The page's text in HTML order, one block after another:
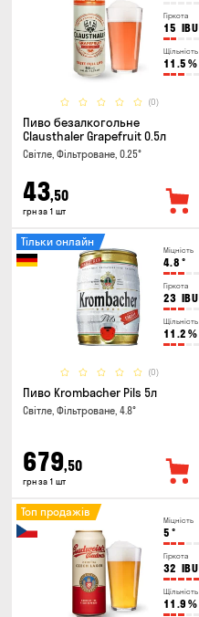
Гіркота
15 IBU
Щільність
11.5 %
(0)
Пиво безалкогольне
Clausthaler Grapefruit 0.5л
Світле, Фільтроване, 0.25°
43,50
грн за 1 шт
Міцність
4.8 °
Гіркота
23 IBU
Щільність
11.2 %
(0)
Тільки онлайн
Пиво Krombacher Pils 5л
Світле, Фільтроване, 4.8°
679,50
грн за 1 шт
Міцність
5 °
Гіркота
32 IBU
Щільність
11.9 %
Топ продажів